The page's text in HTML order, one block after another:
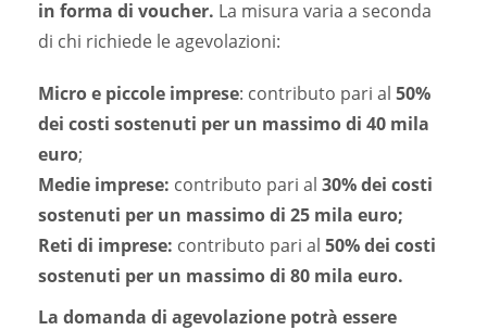
in forma di voucher. La misura varia a seconda
di chi richiede le agevolazioni:
Micro e piccole imprese: contributo pari al 50%
dei costi sostenuti per un massimo di 40 mila
euro;
Medie imprese: contributo pari al 30% dei costi
sostenuti per un massimo di 25 mila euro;
Reti di imprese: contributo pari al 50% dei costi
sostenuti per un massimo di 80 mila euro.
La domanda di agevolazione potrà essere